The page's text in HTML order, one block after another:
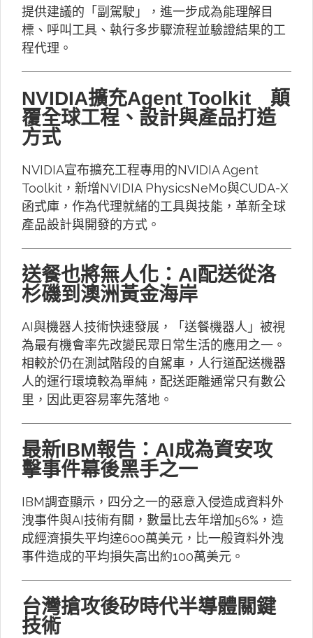
提供建議的「副駕駛」，進一步成為能理解目
標、呼叫工具、執行多步驟流程並驗證結果的工
程代理。
NVIDIA擴充Agent Toolkit 顛
覆全球工程、設計與產品打造
方式
NVIDIA宣布擴充工程專用的NVIDIA Agent
Toolkit，新增NVIDIA PhysicsNeMo與CUDA-X
函式庫，作為代理就緒的工具與技能，革新全球
產品設計與開發的方式。
送餐也將無人化：AI配送從洛
杉磯到澳洲黃金海岸
AI與機器人技術快速發展，「送餐機器人」被視
為最有機會率先改變民眾日常生活的應用之一。
相較於仍在測試階段的自駕車，人行道配送機器
人的運行環境較為單純，配送距離通常只有數公
里，因此更容易率先落地。
最新IBM報告：AI成為資安攻
擊事件幕後黑手之一
IBM調查顯示，四分之一的惡意入侵造成資料外
洩事件與AI技術有關，數量比去年增加56%，造
成經濟損失平均達600萬美元，比一般資料外洩
事件造成的平均損失高出約100萬美元。
台灣搶攻後矽時代半導體關鍵
技術